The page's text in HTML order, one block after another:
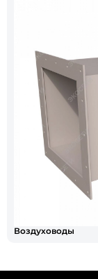
Воздуховоды